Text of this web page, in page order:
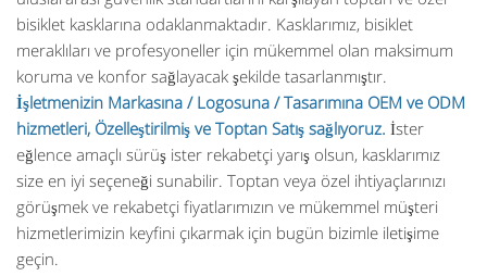
bisiklet kasklarına odaklanmaktadır. Kasklarımız, bisiklet
meraklıları ve profesyoneller için mükemmel olan maksimum
koruma ve konfor sağlayacak şekilde tasarlanmıştır.
İşletmenizin Markasına / Logosuna / Tasarımına OEM ve ODM
hizmetleri, Özelleştirilmiş ve Toptan Satış sağlıyoruz. İster
eğlence amaçlı sürüş ister rekabetçi yarış olsun, kasklarımız
size en iyi seçeneği sunabilir. Toptan veya özel ihtiyaçlarınızı
görüşmek ve rekabetçi fiyatlarımızın ve mükemmel müşteri
hizmetlerimizin keyfini çıkarmak için bugün bizimle iletişime
geçin.